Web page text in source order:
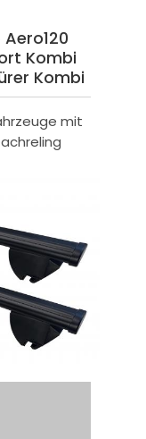
Kombi
Kombi
mit